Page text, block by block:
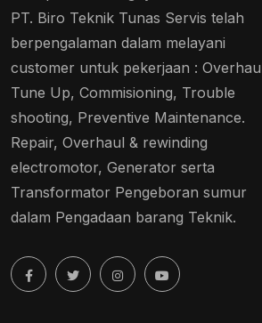
PT. Biro Teknik Tunas Servis telah
berpengalaman dalam melayani
customer untuk pekerjaan :
Tune Up, Commisioning, Trouble
shooting, Preventive Maintenance.
Repair, Overhaul & rewinding
electromotor, Generator serta
Transformator Pengeboran sumur
dalam Pengadaan barang Teknik.